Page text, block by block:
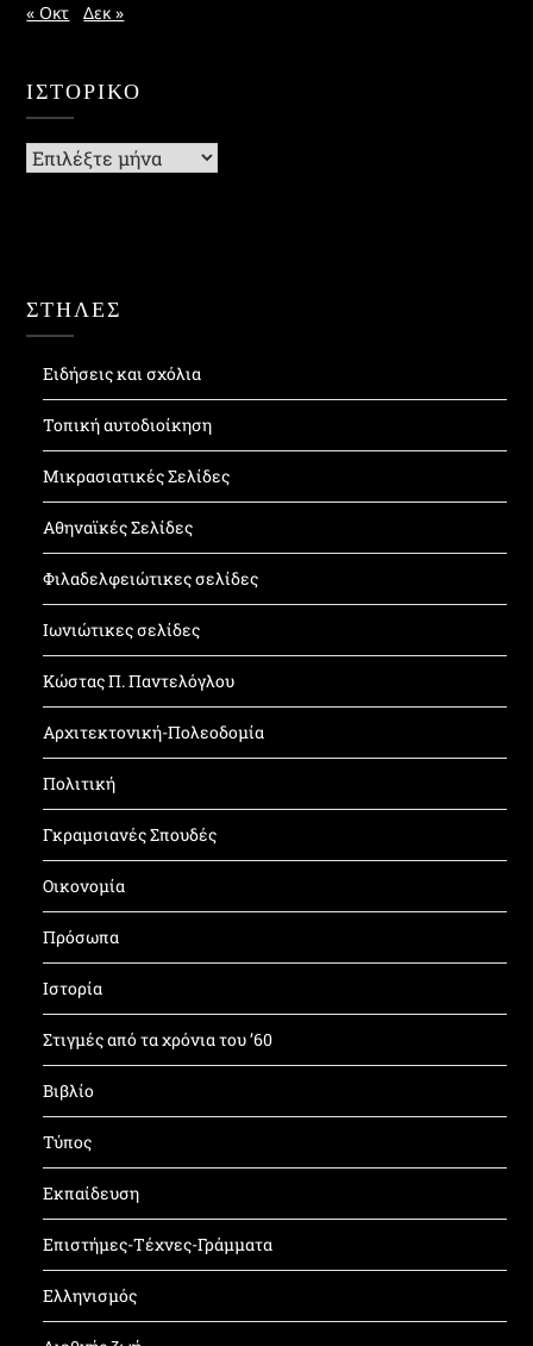
« Οκτ
Δεκ »
ΙΣΤΟΡΙΚΌ
Ιστορικό
ΣΤΗΛΕΣ
Ειδήσεις και σχόλια
Τοπική αυτοδιοίκηση
Μικρασιατικές Σελίδες
Αθηναϊκές Σελίδες
Φιλαδελφειώτικες σελίδες
Ιωνιώτικες σελίδες
Κώστας Π. Παντελόγλου
Αρχιτεκτονική-Πολεοδομία
Πολιτική
Γκραμσιανές Σπουδές
Οικονομία
Πρόσωπα
Ιστορία
Στιγμές από τα χρόνια του ’60
Βιβλίο
Τύπος
Εκπαίδευση
Επιστήμες-Τέχνες-Γράμματα
Ελληνισμός